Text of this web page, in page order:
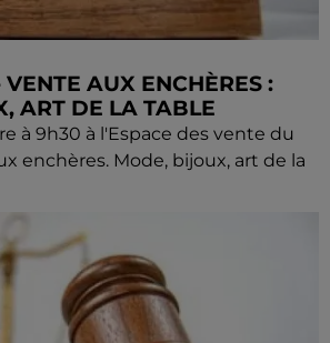
AUX ENCHÈRES :
ART DE LA TABLE
à 9h30 à l'Espace des vente du
enchères. Mode, bijoux, art de la